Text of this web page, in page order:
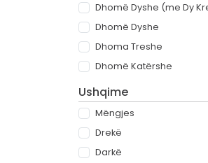
Dhomë Dyshe (me Dy
Dhomë Dyshe
Dhoma Treshe
Dhomë Katërshe
Ushqime
Mëngjes
Drekë
Darkë